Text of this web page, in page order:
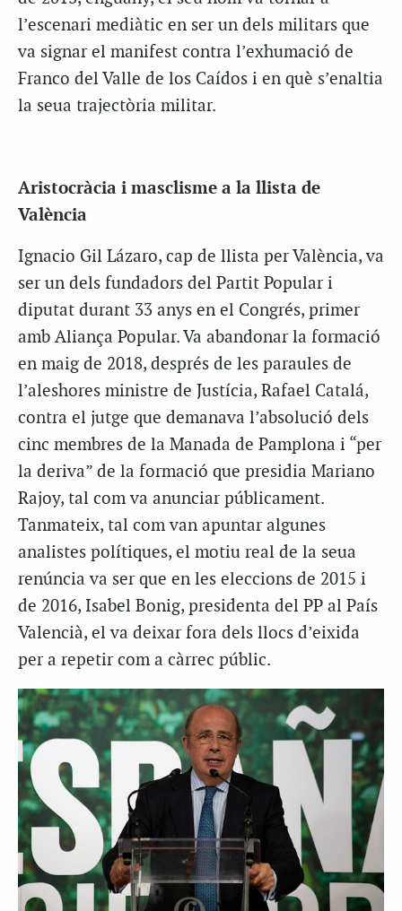
l’escenari mediàtic en ser un dels militars que
va signar el manifest contra l’exhumació de
Franco del Valle de los Caídos i en què s’enaltia
la seua trajectòria militar.
Aristocràcia i masclisme a la llista de
València
Ignacio Gil Lázaro, cap de llista per València, va
ser un dels fundadors del Partit Popular i
diputat durant 33 anys en el Congrés, primer
amb Aliança Popular. Va abandonar la formació
en maig de 2018, després de les paraules de
l’aleshores ministre de Justícia, Rafael Catalá,
contra el jutge que demanava l’absolució dels
cinc membres de la Manada de Pamplona i “per
la deriva” de la formació que presidia Mariano
Rajoy, tal com va anunciar públicament.
Tanmateix, tal com van apuntar algunes
analistes polítiques, el motiu real de la seua
renúncia va ser que en les eleccions de 2015 i
de 2016, Isabel Bonig, presidenta del PP al País
Valencià, el va deixar fora dels llocs d’eixida
per a repetir com a càrrec públic.